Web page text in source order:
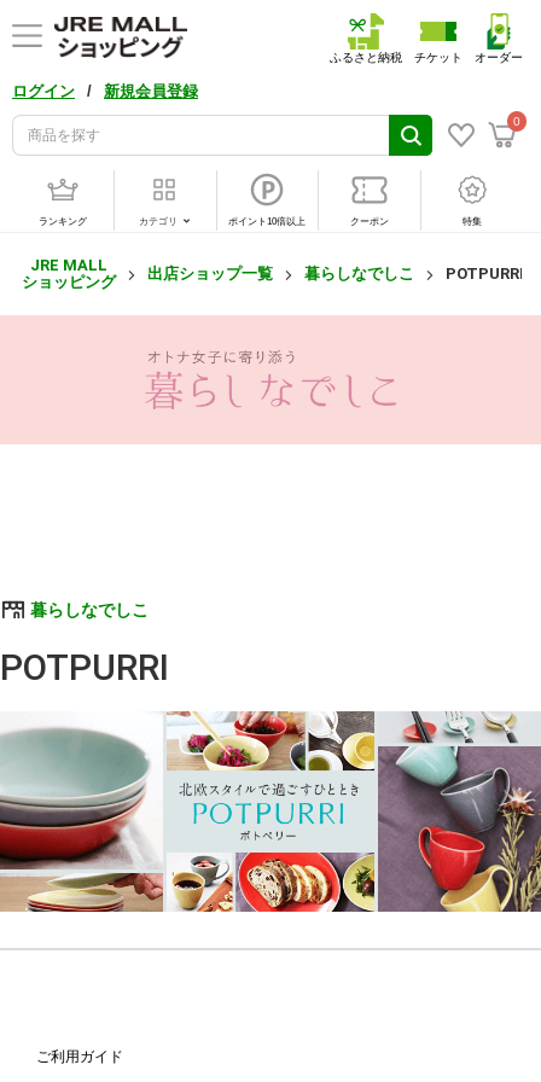
ログイン / 新規会員登録
0
ふるさと納税 チケット オーダー
ランキング カテゴリ ポイント10倍以上 クーポン 特集
JRE MALL
ショッピング
出店ショップ一覧 暮らしなでしこ POTPURRI
暮らしなでしこ
POTPURRI
ご利用ガイド